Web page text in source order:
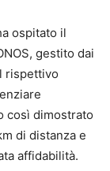
ospitato il
gestito dai
rispettivo
così dimostrato
di distanza e
affidabilità.